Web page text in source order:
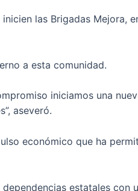
las Brigadas Mejora,
a esta comunidad.
iniciamos una
aseveró.
económico que ha
estatales con